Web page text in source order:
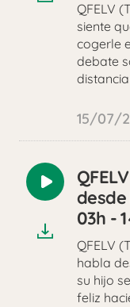
QFELV
siente
cogerle
debate
15/07/
Reproducir
audio
03h -
QFELV
habla
su hijo
feliz